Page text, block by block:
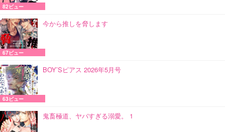
82ビュー
今から推しを脅します
67ビュー
BOY’Sピアス 2026年5月号
63ビュー
鬼畜極道、ヤバすぎる溺愛。 1